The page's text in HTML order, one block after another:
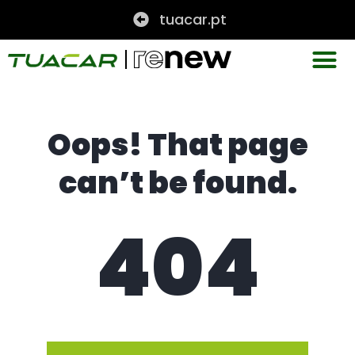
tuacar.pt
Oops! That page
can’t be found.
404